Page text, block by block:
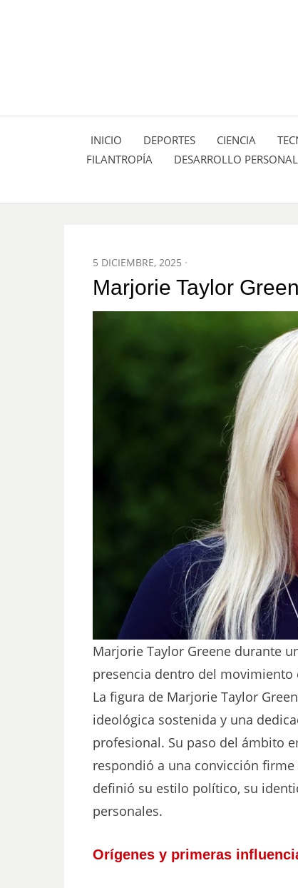
INICIO DEPORTES CIENCIA
FILANTROPÍA
DESARROLLO PERSONAL
POSTED
ON
5 DICIEMBRE, 2025
Marjorie Taylor
Marjorie Taylor Greene durante
presencia dentro del movimiento
La figura de Marjorie Taylor
ideológica sostenida y una
profesional. Su paso del ámbito
respondió a una convicción
definió su estilo político, su
personales.
Orígenes y primeras